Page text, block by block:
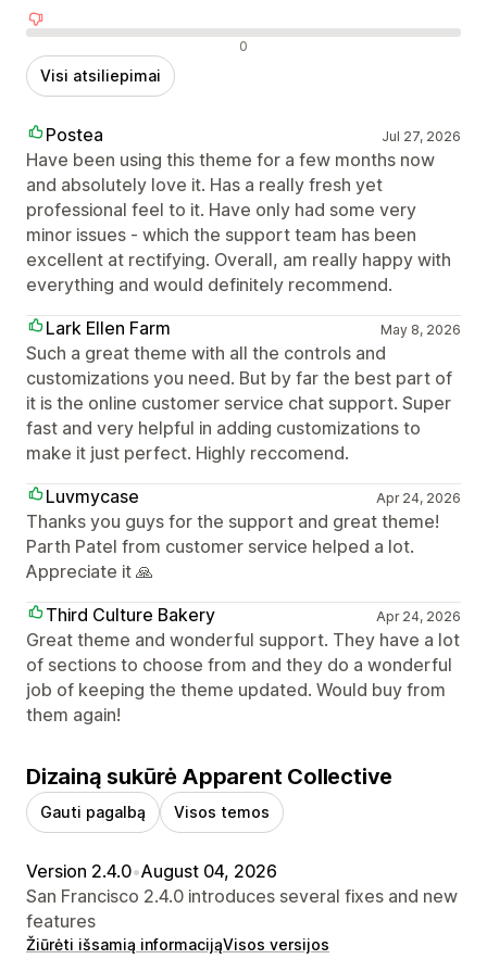
Neigiami atsiliepimai 0
Visi atsiliepimai
Postea Jul 27, 2026
Have been using this theme for a few months now
and absolutely love it. Has a really fresh yet
professional feel to it. Have only had some very
minor issues - which the support team has been
excellent at rectifying. Overall, am really happy with
everything and would definitely recommend.
Lark Ellen Farm
May 8, 2026
Such a great theme with all the controls and
customizations you need. But by far the best part of
it is the online customer service chat support. Super
fast and very helpful in adding customizations to
make it just perfect. Highly reccomend.
Luvmycase
Apr 24, 2026
Thanks you guys for the support and great theme!
Parth Patel from customer service helped a lot.
Appreciate it 🙏
Third Culture Bakery
Apr 24, 2026
Great theme and wonderful support. They have a lot
of sections to choose from and they do a wonderful
job of keeping the theme updated. Would buy from
them again!
Dizainą sukūrė Apparent Collective
Gauti pagalbą Visos temos
Version 2.4.0•August 04, 2026
San Francisco 2.4.0 introduces several fixes and new
features
Žiūrėti išsamią informacijąVisos versijos